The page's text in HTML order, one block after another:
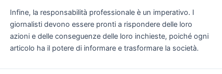
Infine, la responsabilità professionale è un imperativo. I
giornalisti devono essere pronti a rispondere delle loro
azioni e delle conseguenze delle loro inchieste, poiché ogni
articolo ha il potere di informare e trasformare la società.